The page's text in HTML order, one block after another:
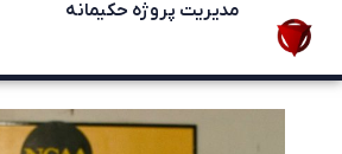
مدیریت پروژه حکیمانه